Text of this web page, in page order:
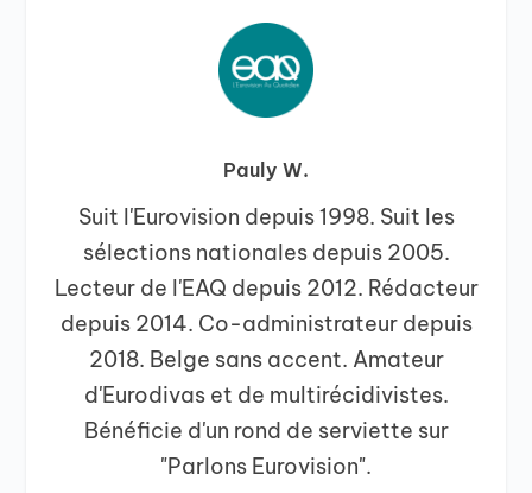
Pauly W.
Suit l'Eurovision depuis 1998. Suit les
sélections nationales depuis 2005.
Lecteur de l'EAQ depuis 2012. Rédacteur
depuis 2014. Co-administrateur depuis
2018. Belge sans accent. Amateur
d'Eurodivas et de multirécidivistes.
Bénéficie d'un rond de serviette sur
"Parlons Eurovision".